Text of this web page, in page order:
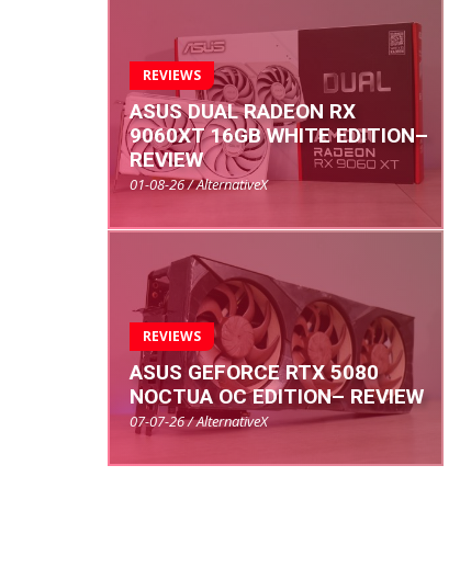
REVIEWS
ASUS DUAL RADEON RX
9060XT 16GB WHITE EDITION–
REVIEW
01-08-26 / AlternativeX
REVIEWS
ASUS GEFORCE RTX 5080
NOCTUA OC EDITION– REVIEW
07-07-26 / AlternativeX